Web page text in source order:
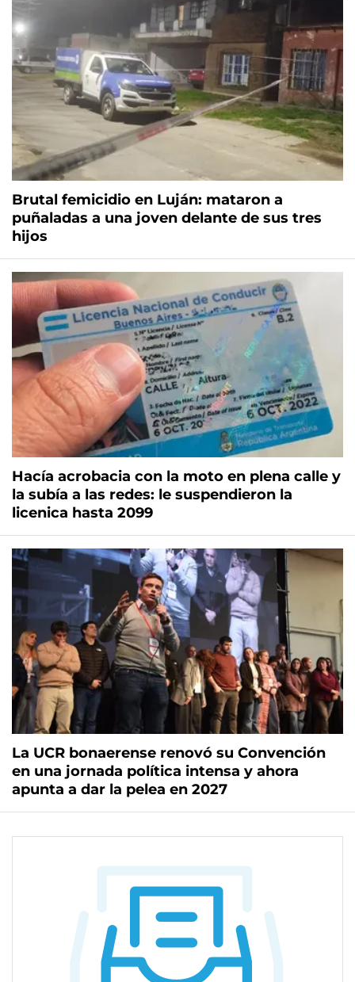
Brutal femicidio en Luján: mataron a
puñaladas a una joven delante de sus tres
hijos
Hacía acrobacia con la moto en plena calle y
la subía a las redes: le suspendieron la
licenica hasta 2099
La UCR bonaerense renovó su Convención
en una jornada política intensa y ahora
apunta a dar la pelea en 2027